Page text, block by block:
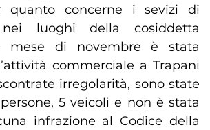
quanto concerne i sevizi di
nei luoghi della cosiddetta
mese di novembre è stata
commerciale a Trapani
irregolarità, sono state
5 veicoli e non è stata
infrazione al Codice della